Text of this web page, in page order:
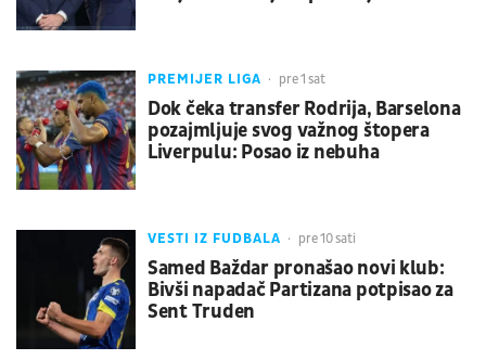
PREMIJER LIGA pre 1 sat
Dok čeka transfer Rodrija, Barselona
pozajmljuje svog važnog štopera
Liverpulu: Posao iz nebuha
VESTI IZ FUDBALA pre 10 sati
Samed Baždar pronašao novi klub:
Bivši napadač Partizana potpisao za
Sent Truden